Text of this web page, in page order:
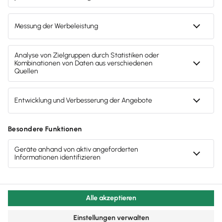
Gendergerechte Sprache
Privatsphäre-Einstellungen
Inhalte melden
Datenschutz
AGB
Lieferketten
Compliance